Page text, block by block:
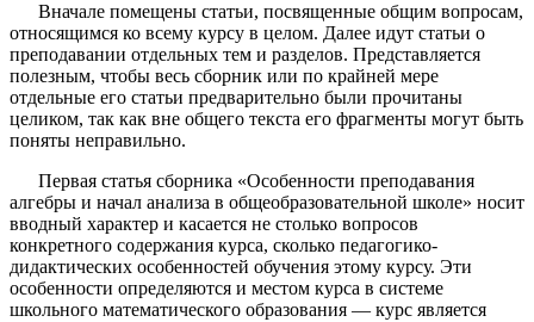
Вначале помещены статьи, посвященные общим вопросам,
относящимся ко всему курсу в целом. Далее идут статьи о
преподавании отдельных тем и разделов. Представляется
полезным, чтобы весь сборник или по крайней мере
отдельные его статьи предварительно были прочитаны
целиком, так как вне общего текста его фрагменты могут быть
поняты неправильно.
Первая статья сборника «Особенности преподавания
алгебры и начал анализа в общеобразовательной школе» носит
вводный характер и касается не столько вопросов
конкретного содержания курса, сколько педагогико-
дидактических особенностей обучения этому курсу. Эти
особенности определяются и местом курса в системе
школьного математического образования — курс является